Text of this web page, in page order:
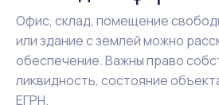
Офис, склад, помещение
или здание с землей можно
обеспечение. Важны право
ликвидность, состояние
ЕГРН.